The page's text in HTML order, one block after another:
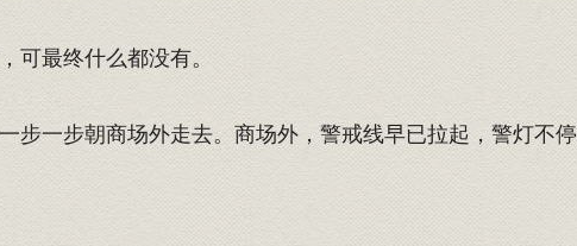
可最终什么都没有。
一步朝商场外走去。商场外，警戒线早已拉起，警灯不